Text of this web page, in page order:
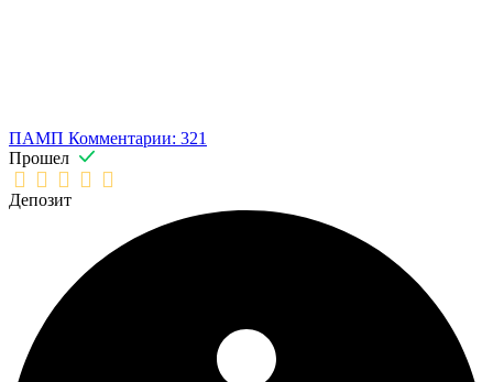
ПАМП Комментарии: 321
Прошел
Депозит